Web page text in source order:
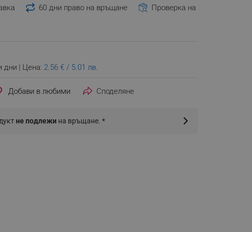
60 дни право на връщане
Проверка на
дни | Цена: 2.56 € / 5.01 лв.
Споделяне
не подлежи на връщане. *